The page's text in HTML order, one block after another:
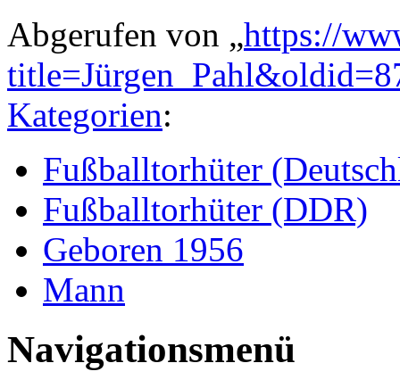
Abgerufen von „https://
Kategorien:
Fußballtorhüter
Fußballtorhüter (DDR)
Geboren 1956
Mann
Navigationsmenü